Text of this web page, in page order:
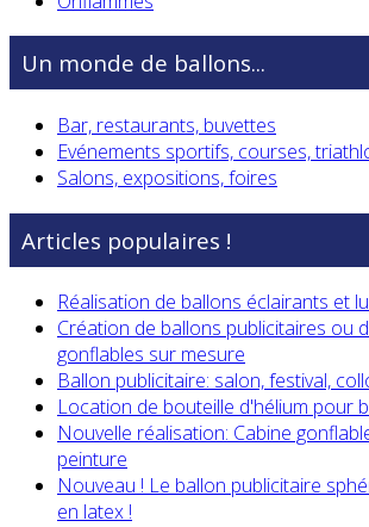
Un monde de ballons...
Bar, restaurants, buvettes
Evénements sportifs, courses,
Salons, expositions, foires
Articles populaires !
Réalisation de ballons éclairants et
Création de ballons publicitaires ou
gonflables sur mesure
Ballon publicitaire: salon, festival,
Location de bouteille d'hélium pour
Nouvelle réalisation: Cabine
peinture
Nouveau ! Le ballon publicitaire
en latex !